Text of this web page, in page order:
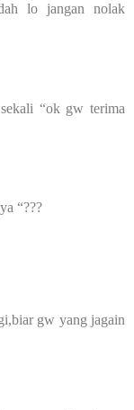
lo jangan nolak
“ok gw terima
“???
gw yang jagain